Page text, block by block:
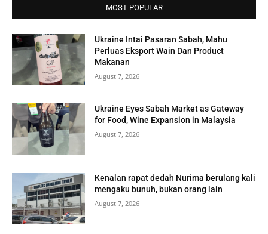
MOST POPULAR
Ukraine Intai Pasaran Sabah, Mahu
Perluas Eksport Wain Dan Product
Makanan
August 7, 2026
Ukraine Eyes Sabah Market as Gateway
for Food, Wine Expansion in Malaysia
August 7, 2026
Kenalan rapat dedah Nurima berulang kali
mengaku bunuh, bukan orang lain
August 7, 2026